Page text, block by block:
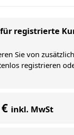
registrierte
Sie von
registrieren
inkl. MwSt